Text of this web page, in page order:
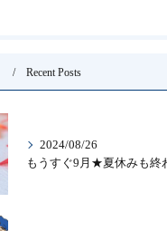
Recent Posts
2024/08/26